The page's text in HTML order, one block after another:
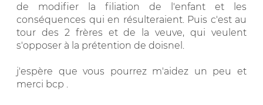
de modifier la filiation de l'enfant et les
conséquences qui en résulteraient. Puis c'est au
tour des 2 frères et de la veuve, qui veulent
s'opposer à la prétention de doisnel.
j'espère que vous pourrez m'aidez un peu et
merci bcp .